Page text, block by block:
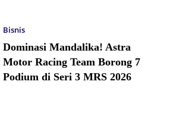
Bisnis
Dominasi Mandalika! Astra
Motor Racing Team Borong 7
Podium di Seri 3 MRS 2026